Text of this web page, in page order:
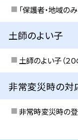
「保護者・地域の
土師のよい子
土師のよい子（２０
非常変災時の対
非常時変災時の登